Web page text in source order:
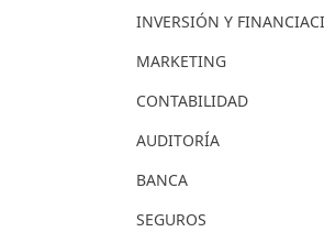
INVERSIÓN Y
MARKETING
CONTABILIDAD
AUDITORÍA
BANCA
SEGUROS